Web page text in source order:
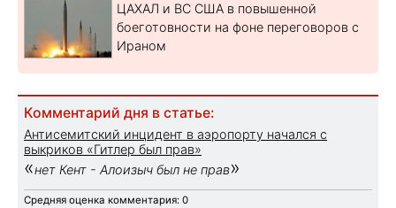
ЦАХАЛ и ВС США в повышенной
боеготовности на фоне переговоров с
Ираном
Комментарий дня в статье:
Антисемитский инцидент в аэропорту начался с
выкриков «Гитлер был прав»
«нет Кент - Алоизыч был не прав»
Средняя оценка комментария: 0